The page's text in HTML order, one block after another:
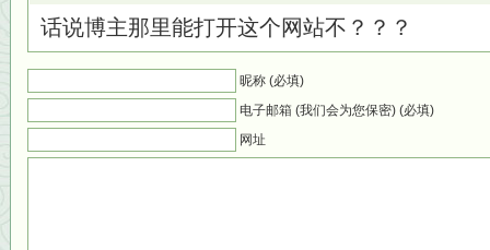
话说博主那里能打开这个网站不？？？
昵称 (必填)
电子邮箱 (我们会为您保密) (必填)
网址